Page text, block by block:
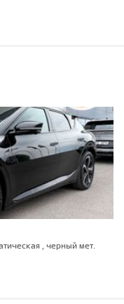
, черный мет.